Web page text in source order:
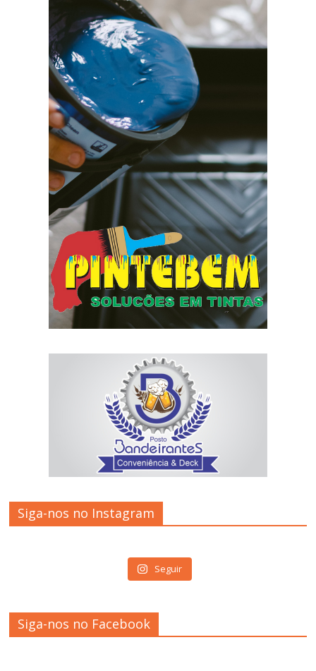
Siga-nos no Instagram
Seguir
Siga-nos no Facebook